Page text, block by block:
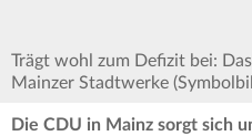
Trägt wohl zum Defizit bei:
Mainzer Stadtwerke
Die CDU in Mainz sorgt sich